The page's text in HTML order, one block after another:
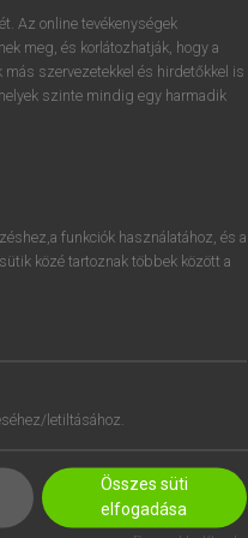
elindításához
ésbelépek.
Az online tevékenységek
meg, és korlátozhatják, hogy a
szervezetekkel és hirdetőkkel is
szinte mindig egy harmadik
funkciók használatához, és a
közé tartoznak többek között a
letiltásához.
Összes süti
elfogadása